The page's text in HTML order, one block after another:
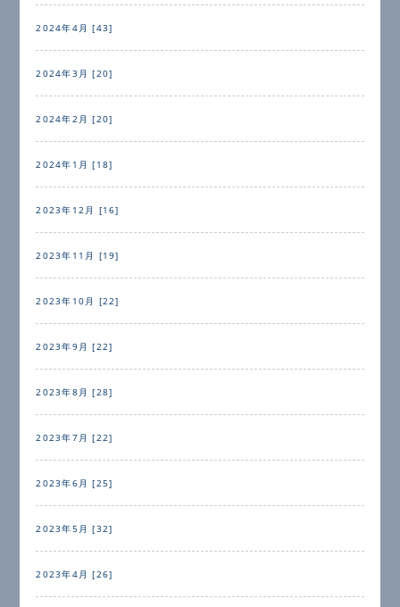
2024年4月 [43]
2024年3月 [20]
2024年2月 [20]
2024年1月 [18]
2023年12月 [16]
2023年11月 [19]
2023年10月 [22]
2023年9月 [22]
2023年8月 [28]
2023年7月 [22]
2023年6月 [25]
2023年5月 [32]
2023年4月 [26]